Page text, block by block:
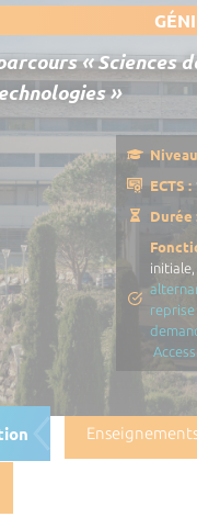
« Sciences
»
ECTS :
Durée
initiale,